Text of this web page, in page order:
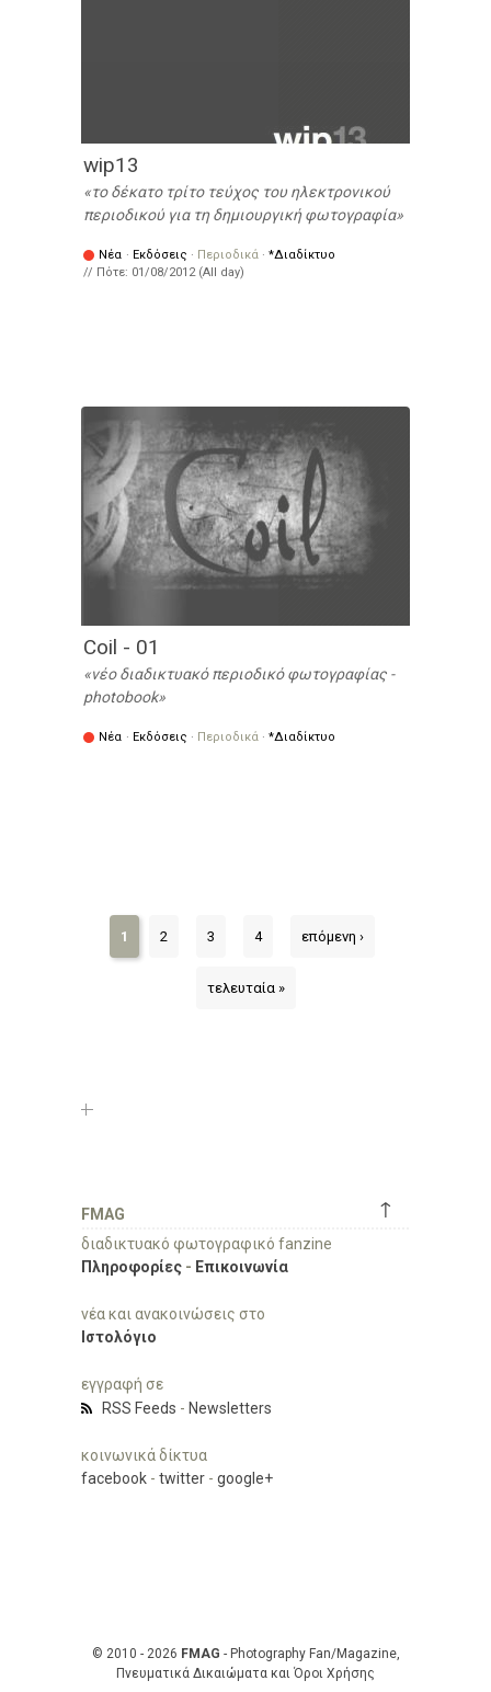
wip13
το δέκατο τρίτο τεύχος του ηλεκτρονικού
περιοδικού για τη δημιουργική φωτογραφία
Νέα · Εκδόσεις · Περιοδικά · *Διαδίκτυο
// Πότε: 01/08/2012 (All day)
Coil - 01
νέο διαδικτυακό περιοδικό φωτογραφίας -
photobook
Νέα · Εκδόσεις · Περιοδικά · *Διαδίκτυο
1 2 3 4 επόμενη ›
τελευταία »
↑
FMAG
διαδικτυακό φωτογραφικό fanzine
Πληροφορίες - Επικοινωνία
νέα και ανακοινώσεις στο
Ιστολόγιο
εγγραφή σε
RSS Feeds - Newsletters
κοινωνικά δίκτυα
facebook - twitter - google+
© 2010 - 2026 FMAG - Photography Fan/Magazine,
Πνευματικά Δικαιώματα και Όροι Χρήσης